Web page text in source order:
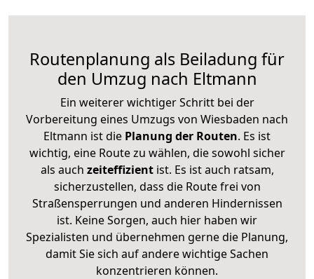
Routenplanung als Beiladung für
den Umzug nach Eltmann
Ein weiterer wichtiger Schritt bei der
Vorbereitung eines Umzugs von Wiesbaden nach
Eltmann ist die Planung der Routen. Es ist
wichtig, eine Route zu wählen, die sowohl sicher
als auch zeiteffizientist. Es ist auch ratsam,
sicherzustellen, dass die Route frei von
Straßensperrungen und anderen Hindernissen
ist. Keine Sorgen, auch hier haben wir
Spezialisten und übernehmen gerne die Planung,
damit Sie sich auf andere wichtige Sachen
konzentrieren können.